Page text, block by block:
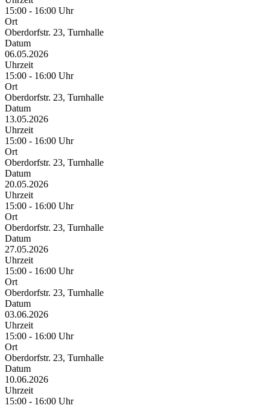
15:00 - 16:00 Uhr
Ort
Oberdorfstr. 23, Turnhalle
Datum
06.05.2026
Uhrzeit
15:00 - 16:00 Uhr
Ort
Oberdorfstr. 23, Turnhalle
Datum
13.05.2026
Uhrzeit
15:00 - 16:00 Uhr
Ort
Oberdorfstr. 23, Turnhalle
Datum
20.05.2026
Uhrzeit
15:00 - 16:00 Uhr
Ort
Oberdorfstr. 23, Turnhalle
Datum
27.05.2026
Uhrzeit
15:00 - 16:00 Uhr
Ort
Oberdorfstr. 23, Turnhalle
Datum
03.06.2026
Uhrzeit
15:00 - 16:00 Uhr
Ort
Oberdorfstr. 23, Turnhalle
Datum
10.06.2026
Uhrzeit
15:00 - 16:00 Uhr